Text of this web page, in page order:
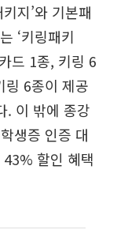
지’와 기본패
‘키링패키
드 1종, 키링 6
링 6종이 제공
. 이 밖에 종강
생증 인증 대
할인 혜택